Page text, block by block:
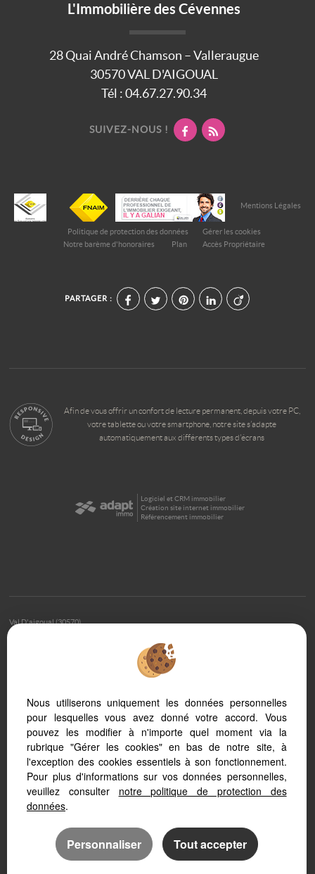
L'Immobilière des Cévennes
28 Quai André Chamson – Valleraugue
30570VAL D'AIGOUAL
Tél :04.67.27.90.34
SUIVEZ-NOUS !
Mentions Légales
Politique de protection des données
Gérer les cookies
Notre barème d'honoraires
Plan Accès Propriétaire
PARTAGER :
Afin de vous offrir un confort de lecture permanent, depuis votre PC,
votre tablette ou votre smartphone, notre site s’adapte
automatiquement aux différents types d'écrans
Logiciel et CRM immobilier
Création site internet immobilier
Référencement immobilier
Val D'aigoual (30570)
Lanuejols (30750)
Saint Andre De Valborgne (30940)
Camprieu (30750)
Pommiers (30120)
Le Vigan (30120)
Ganges (34190)
Nous utiliserons uniquement les données personnelles
pour lesquelles vous avez donné votre accord. Vous
pouvez les modifier à n'importe quel moment via la
rubrique "Gérer les cookies" en bas de notre site, à
l'exception des cookies essentiels à son fonctionnement.
Pour plus d'informations sur vos données personnelles,
veuillez consulter notre politique de protection des
données.
Personnaliser Tout accepter